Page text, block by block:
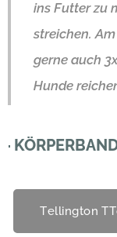
ins Futter zu
streichen.
gerne auch
Hunde
·
Tellington